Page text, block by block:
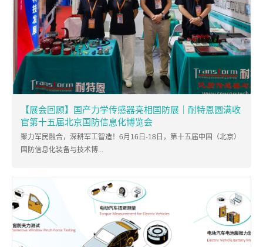
【展会回顾】国产力学传感器亮相国防展｜耐特恩圆满收
官第十五届北京国防信息化博览会
聚力军民融合，深耕军工智造！6月16日-18日，第十五届中国（北京）
国防信息化装备与技术博...